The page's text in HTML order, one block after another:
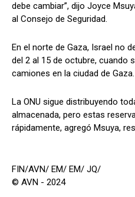
debe cambiar”, dijo Joyce
al Consejo de Seguridad.
En el norte de Gaza, Israel no
del 2 al 15 de octubre, cuando
camiones en la ciudad de Gaza.
La ONU sigue distribuyendo
almacenada, pero estas
rápidamente, agregó Msuya,
FIN/AVN/ EM/ EM/ JQ/
© AVN - 2024